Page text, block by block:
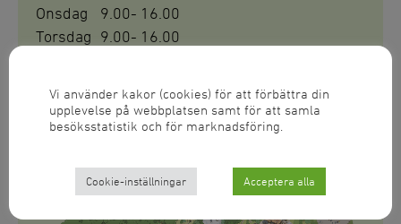
Onsdag
9.00- 16.00
Torsdag 9.00- 16.00
Vi använder kakor (cookies) för att förbättra din
upplevelse på webbplatsen samt för att samla
besöksstatistik och för marknadsföring.
Cookie-inställningar Acceptera alla